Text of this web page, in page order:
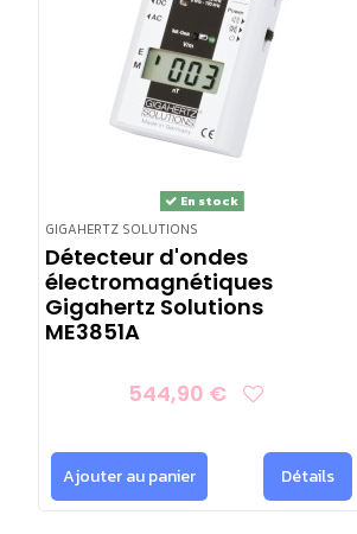
GIGAHERTZ SOLUTIONS
En stock
Détecteur d'ondes
électromagnétiques
Gigahertz Solutions
ME3851A
544,90 €
Ajouter au panier Détails